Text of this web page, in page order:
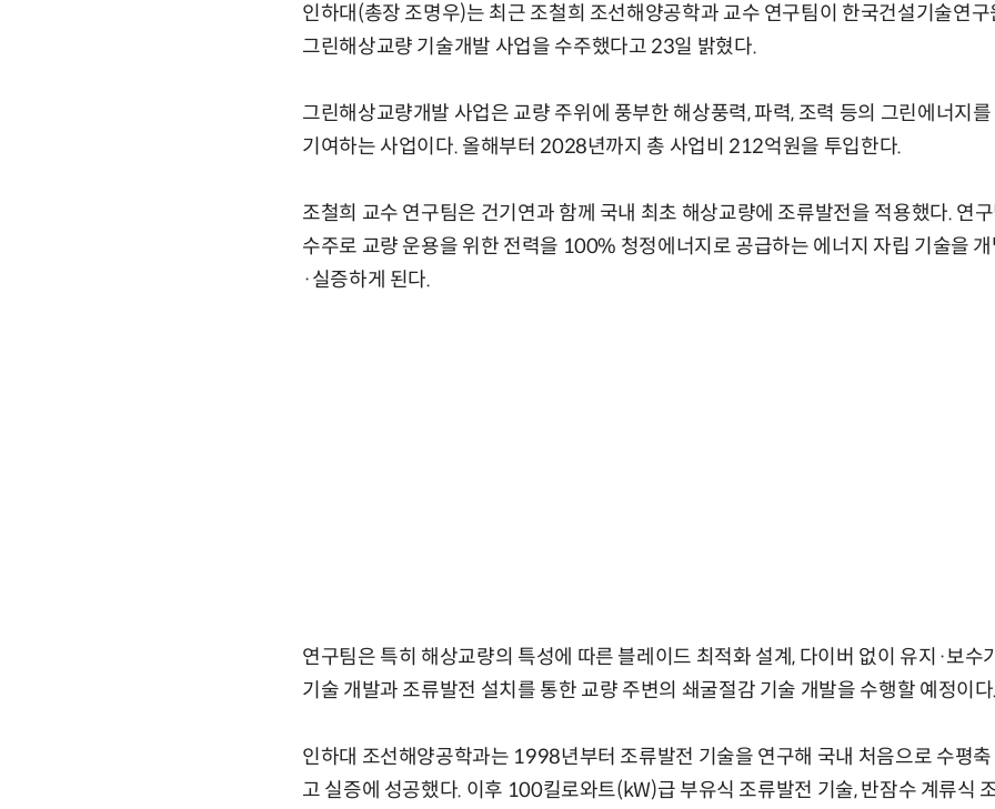
인하대(총장 조명우)는 최근 조철희 조선해양공학과 교수 연구팀이 한국건설기술연
그린해상교량 기술개발 사업을 수주했다고 23일 밝혔다.
그린해상교량개발 사업은 교량 주위에 풍부한 해상풍력, 파력, 조력 등의 그린에너지
기여하는 사업이다. 올해부터 2028년까지 총 사업비 212억원을 투입한다.
조철희 교수 연구팀은 건기연과 함께 국내 최초 해상교량에 조류발전을 적용했다. 연
수주로 교량 운용을 위한 전력을 100% 청정에너지로 공급하는 에너지 자립 기술을
·실증하게 된다.
연구팀은 특히 해상교량의 특성에 따른 블레이드 최적화 설계, 다이버 없이 유지·보수
기술 개발과 조류발전 설치를 통한 교량 주변의 쇄굴절감 기술 개발을 수행할 예정이
인하대 조선해양공학과는 1998년부터 조류발전 기술을 연구해 국내 처음으로 수평
고 실증에 성공했다. 이후 100킬로와트(kW)급 부유식 조류발전 기술, 반잠수 계류식